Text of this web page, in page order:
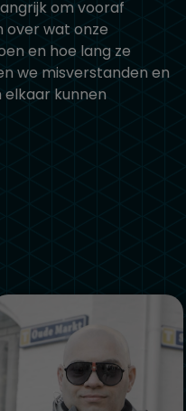
om vooraf
over wat onze
en hoe lang ze
we misverstanden en
kunnen